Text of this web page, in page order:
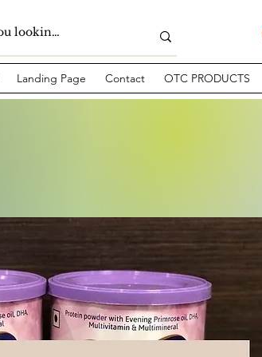
Landing Page Contact OTC PRODUCTS